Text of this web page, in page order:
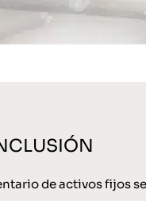
de activos fijos